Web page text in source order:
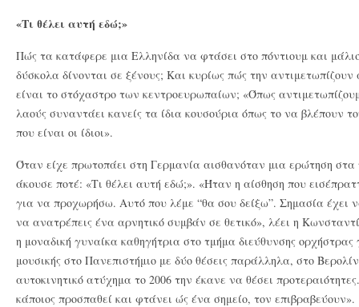
«Τι θέλει αυτή εδώ;»
Πώς τα κατάφερε μια Ελληνίδα να φτάσει στο πόντιουμ και
δύσκολα δίνονται σε ξένους; Και κυρίως πώς την
είναι το στόχαστρο των κεντροευρωπαίων; «Όπως
λαούς συναντάει κανείς τα ίδια κουσούρια όπως το να βλέπουν
που είναι οι ίδιοι».
Όταν είχε πρωτοπάει στη Γερμανία αισθανόταν μια ερώτηση
άκουσε ποτέ: «Τι θέλει αυτή εδώ;». «Ήταν η αίσθηση που
για να προχωρήσω. Αυτό που λέμε “θα σου δείξω”. Σημασία έχει
να ανατρέπεις ένα αρνητικό συμβάν σε θετικό», λέει η
η μοναδική γυναίκα καθηγήτρια στο τμήμα διεύθυνσης
μουσικής στο Πανεπιστήμιο με δύο θέσεις παράλληλα, στο
αυτοκινητικό ατύχημα το 2006 την έκανε να θέσει
κάποιος προσπαθεί και φτάνει ώς ένα σημείο, τον επιβραβεύουν».